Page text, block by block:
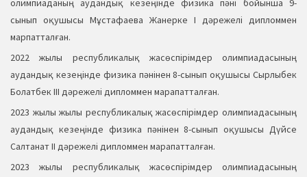
олимпиаданың аудандық кезеңінде физика пәні бойынша 9-
сынып оқушысы Мұстафаева Жанерке І дәрежелі дипломмен
марпатталған.
2022 жылы республикалық жасөспірімдер олимпиадасының
аудандық кезеңінде физика пәнінен 8-сынып оқушысы Сырлыбек
Болатбек ІІІ дәрежелі дипломмен марапатталған.
2023 жылы жылы республикалық жасөспірімдер олимпиадасының
аудандық кезеңінде физика пәнінен 8-сынып оқушысы Дүйсе
Салтанат ІІ дәрежелі дипломмен марапатталған.
2023 жылы республикалық жасөспірімдер олимпиадасының